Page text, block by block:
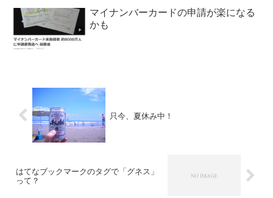
マイナンバーカードの申請が楽になる
かも
只今、夏休み中！
はてなブックマークのタグで「グネス」
って？